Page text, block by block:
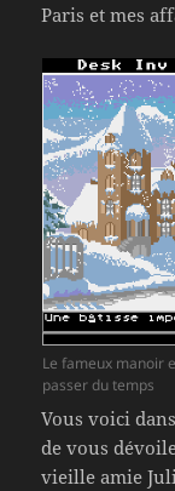
Paris et mes
Le fameux manoir
passer du temps
Vous voici
de vous
vieille amie